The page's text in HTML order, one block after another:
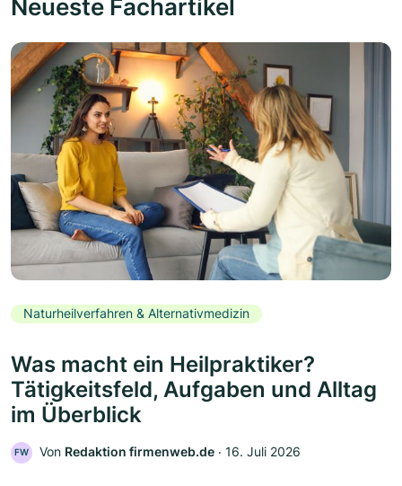
Neueste Fachartikel
Naturheilverfahren & Alternativmedizin
Was macht ein Heilpraktiker?
Tätigkeitsfeld, Aufgaben und Alltag
im Überblick
FW Von Redaktion firmenweb.de ‧ 16. Juli 2026